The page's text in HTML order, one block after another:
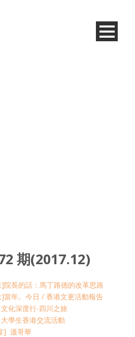
期(2017.12)
院長的話：馬丁路德的改革思路
當年。今日 / 香港文更活動報告
化深度行-四川之旅
學生香港交流活動
] 溫哥華